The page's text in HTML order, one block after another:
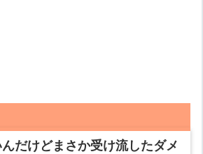
だけどまさか受け流したダメ